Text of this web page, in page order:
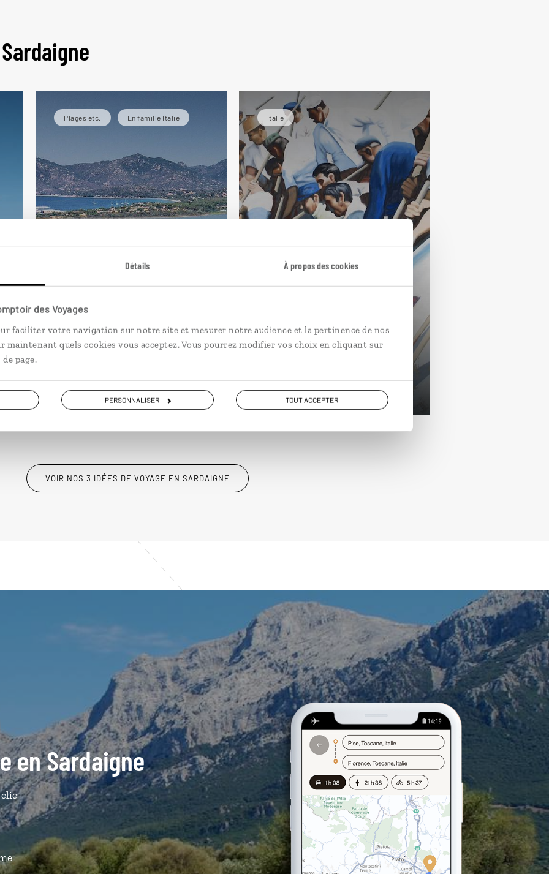
Détails À propos des cookies
des Voyages
faciliter votre navigation sur notre site et mesurer notre audience et la pertinence de nos
maintenant quels cookies vous acceptez. Vous pourrez modifier vos choix en cliquant sur
page.
PERSONNALISER TOUT ACCEPTER
Plages etc. En famille Italie
La Sardaigne plein
soleil
Séjour en famille sur les plages de
Sardaigne, au sud de Cagliari.
à partir de 1400€
Italie
Au nord, l'esprit
sarde
Alghero, Oristano, Costa
Smeralda.
à partir de 1950€
VOIR NOS 3 IDÉES DE VOYAGE EN SARDAIGNE
en Sardaigne
clic